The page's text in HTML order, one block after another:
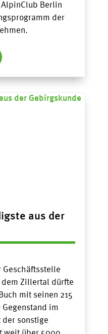
Berlin
der
aus der
Geschäftsstelle
dem Zillertal dürfte
mit seinen 215
im
der sonstige